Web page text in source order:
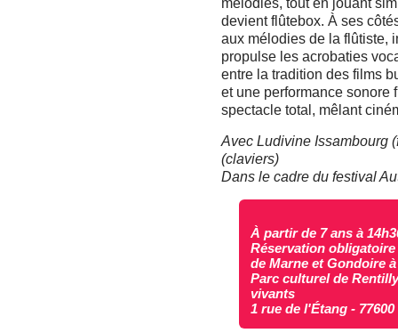
mélodies, tout en jouant
devient flûtebox. À ses
aux mélodies de la flûtiste,
propulse les acrobaties
entre la tradition des films
et une performance sonore
spectacle total, mêlant
Avec Ludivine Issambourg
(claviers)
Dans le cadre du festival
À partir de 7 ans à
Réservation
de Marne et Gondoire
Parc culturel de
vivants
1 rue de l'Étang -